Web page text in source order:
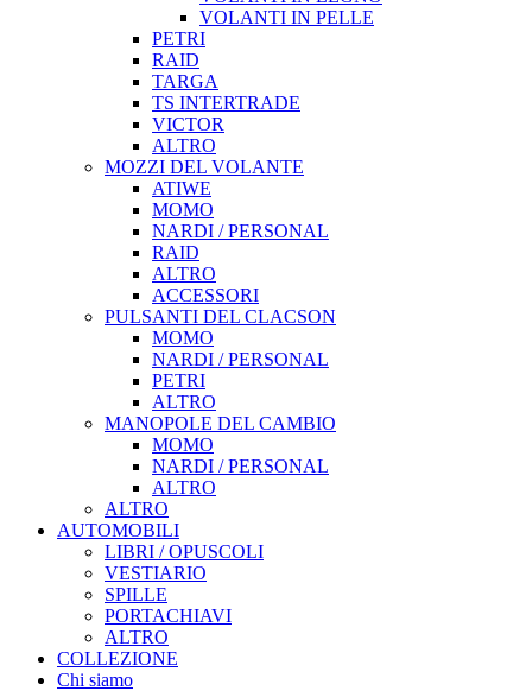
VOLANTI IN PELLE
PETRI
RAID
TARGA
TS INTERTRADE
VICTOR
ALTRO
MOZZI DEL VOLANTE
ATIWE
MOMO
NARDI / PERSONAL
RAID
ALTRO
ACCESSORI
PULSANTI DEL CLACSON
MOMO
NARDI / PERSONAL
PETRI
ALTRO
MANOPOLE DEL CAMBIO
MOMO
NARDI / PERSONAL
ALTRO
ALTRO
AUTOMOBILI
LIBRI / OPUSCOLI
VESTIARIO
SPILLE
PORTACHIAVI
ALTRO
COLLEZIONE
Chi siamo